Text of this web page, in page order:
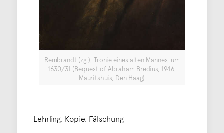
Rembrandt (zg.), Tronie eines alten Mannes, um
1630/31 (Bequest of Abraham Bredius, 1946,
Mauritshuis, Den Haag)
Lehrling, Kopie, Fälschung